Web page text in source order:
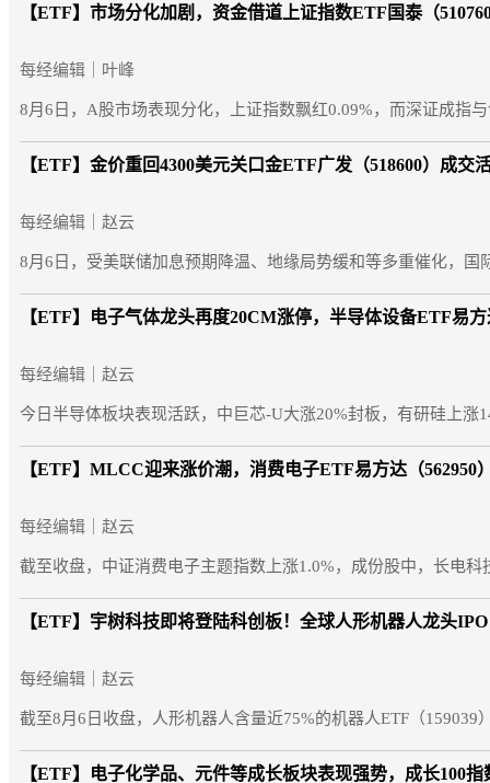
【ETF】 市场分化加剧，资金借道上证指数ETF国泰（
每经编辑｜叶峰
8月6日，A股市场表现分化，上证指数飘红0.09%，而深证成指
【ETF】 金价重回4300美元关口金ETF广发（518600）成交
每经编辑｜赵云
8月6日，受美联储加息预期降温、地缘局势缓和等多重催化，国
【ETF】 电子气体龙头再度20CM涨停，半导体设备ETF易
每经编辑｜赵云
今日半导体板块表现活跃，中巨芯-U大涨20%封板，有研硅上涨
【ETF】 MLCC迎来涨价潮，消费电子ETF易方达（562950
每经编辑｜赵云
截至收盘，中证消费电子主题指数上涨1.0%，成份股中，长电
【ETF】 宇树科技即将登陆科创板！全球人形机器人龙头
每经编辑｜赵云
截至8月6日收盘，人形机器人含量近75%的机器人ETF（159039
【ETF】 电子化学品、元件等成长板块表现强势，成长100